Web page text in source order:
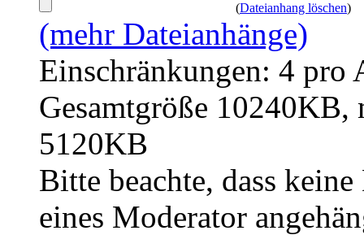
(Dateianhang löschen)
(mehr Dateianhänge)
Einschränkungen: 4 pro
Gesamtgröße
5120KB
Bitte beachte, dass
eines Moderator